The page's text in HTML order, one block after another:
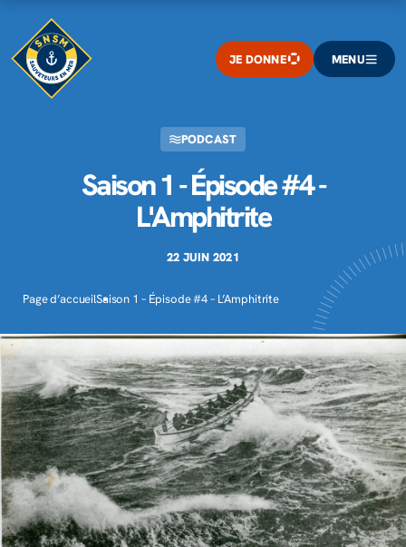
JE DONNE MENU
PODCAST
Saison 1 - Épisode #4 -
L'Amphitrite
22 JUIN 2021
Page d’accueilSaison 1 – Épisode #4 – L’Amphitrite